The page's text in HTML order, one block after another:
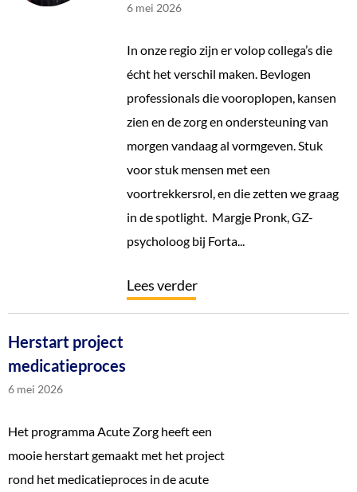
6 mei 2026
In onze regio zijn er volop collega’s die
écht het verschil maken. Bevlogen
professionals die vooroplopen, kansen
zien en de zorg en ondersteuning van
morgen vandaag al vormgeven. Stuk
voor stuk mensen met een
voortrekkersrol, en die zetten we graag
in de spotlight. Margje Pronk, GZ-
psycholoog bij Forta...
Lees verder
Herstart project
medicatieproces
6 mei 2026
Het programma Acute Zorg heeft een
mooie herstart gemaakt met het project
rond het medicatieproces in de acute